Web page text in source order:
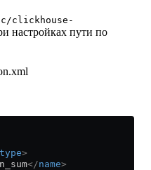
clickhouse-
настройках пути по
type>
</name>